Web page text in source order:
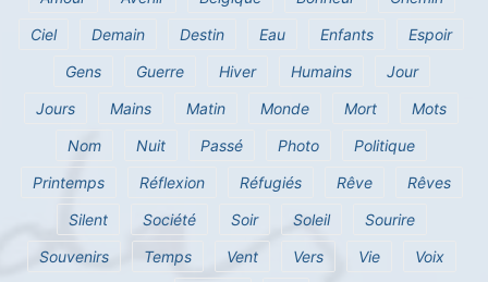
Ciel
Demain Destin Eau Enfants
Espoir
Gens
Guerre Hiver Humains
Jour
Jours
Mains Matin Monde Mort
Mots
Nom
Nuit Passé Photo
Politique
Printemps
Réflexion Réfugiés Rêve
Rêves
Silent
Société Soir Soleil
Sourire
Souvenirs
Temps Vent Vers Vie
Voix